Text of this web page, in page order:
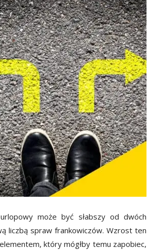
może być słabszy od dwóch
liczbą spraw frankowiczów. Wzrost ten
który mógłby temu zapobiec,